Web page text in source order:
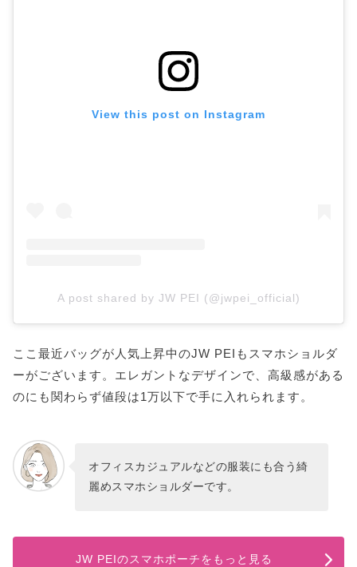
View this post on Instagram
A post shared by JW PEI (@jwpei_official)
ここ最近バッグが人気上昇中のJW PEIもスマホショルダ
ーがございます。エレガントなデザインで、高級感がある
のにも関わらず値段は1万以下で手に入れられます。
オフィスカジュアルなどの服装にも合う綺
麗めスマホショルダーです。
JW PEIのスマホポーチをもっと見る